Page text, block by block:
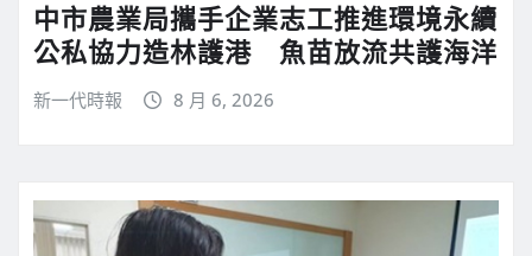
中市農業局攜手企業志工推進環境永續
公私協力造林護港 魚苗放流共護海洋
新一代時報 8 月 6, 2026